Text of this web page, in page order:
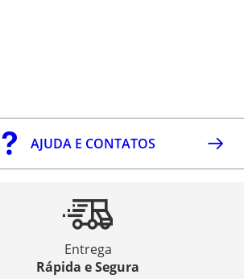
AJUDA E CONTATOS
Entrega
Rápida e Segura